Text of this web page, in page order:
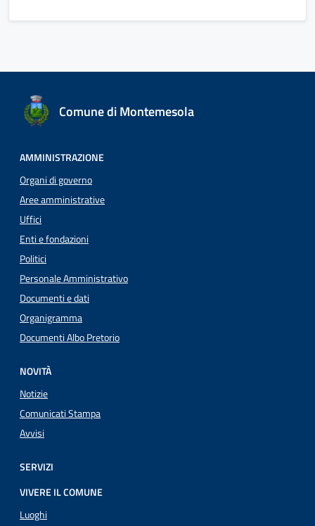
Comune di Montemesola
AMMINISTRAZIONE
Organi di governo
Aree amministrative
Uffici
Enti e fondazioni
Politici
Personale Amministrativo
Documenti e dati
Organigramma
Documenti Albo Pretorio
NOVITÀ
Notizie
Comunicati Stampa
Avvisi
SERVIZI
VIVERE IL COMUNE
Luoghi